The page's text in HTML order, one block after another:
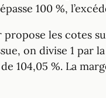
100 %,
les cotes
on divise 1 par
104,05 %. La